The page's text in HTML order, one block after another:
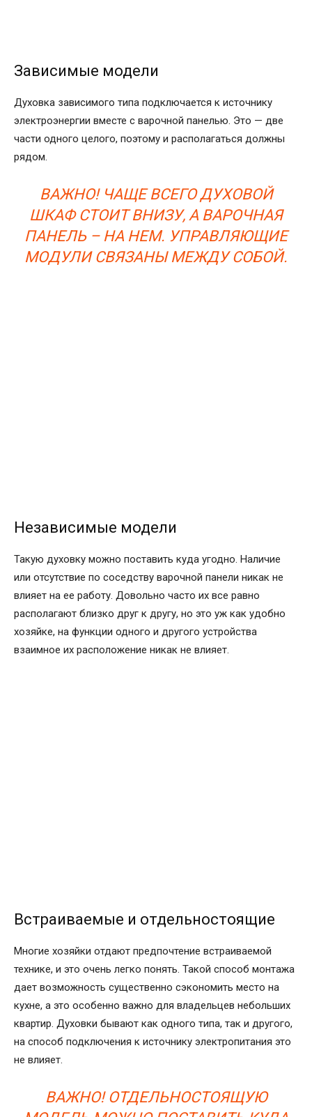
Зависимые модели
Духовка зависимого типа подключается к источнику
электроэнергии вместе с варочной панелью. Это — две
части одного целого, поэтому и располагаться должны
рядом.
ВАЖНО! ЧАЩЕ ВСЕГО ДУХОВОЙ
ШКАФ СТОИТ ВНИЗУ, А ВАРОЧНАЯ
ПАНЕЛЬ – НА НЕМ. УПРАВЛЯЮЩИЕ
МОДУЛИ СВЯЗАНЫ МЕЖДУ СОБОЙ.
Независимые модели
Такую духовку можно поставить куда угодно. Наличие
или отсутствие по соседству варочной панели никак не
влияет на ее работу. Довольно часто их все равно
располагают близко друг к другу, но это уж как удобно
хозяйке, на функции одного и другого устройства
взаимное их расположение никак не влияет.
Встраиваемые и отдельностоящие
Многие хозяйки отдают предпочтение встраиваемой
технике, и это очень легко понять. Такой способ монтажа
дает возможность существенно сэкономить место на
кухне, а это особенно важно для владельцев небольших
квартир. Духовки бывают как одного типа, так и другого,
на способ подключения к источнику электропитания это
не влияет.
ВАЖНО! ОТДЕЛЬНОСТОЯЩУЮ